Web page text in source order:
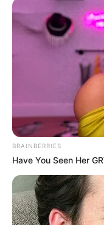
BRAINBERRIES
Have You Seen Her